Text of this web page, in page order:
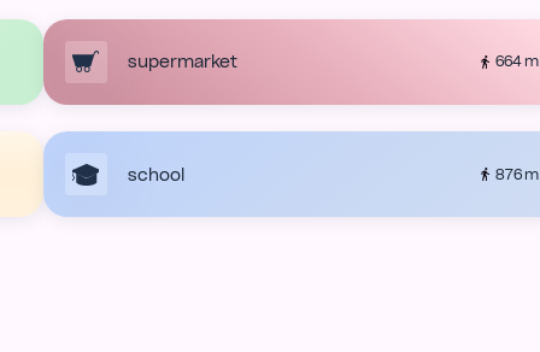
supermarket 664 m
school 876 m